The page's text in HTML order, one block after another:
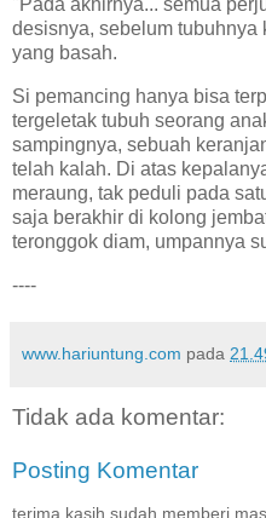
"Pada akhirnya... semua
desisnya, sebelum tubuhnya
yang basah.
Si pemancing hanya bisa
tergeletak tubuh seorang
sampingnya, sebuah
telah kalah. Di atas
meraung, tak peduli pada
saja berakhir di kolong
teronggok diam, umpannya
----
www.hariuntung.com pada
Tidak ada komentar:
Posting Komentar
terima kasih sudah memberi